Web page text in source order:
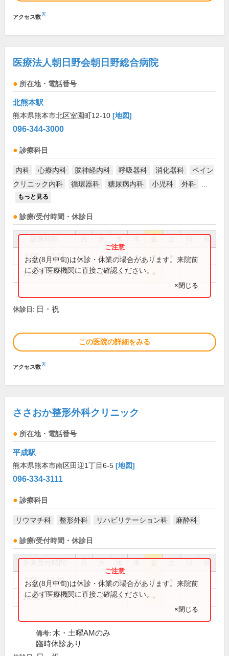
アクセス数※
医療法人朝日野会朝日野総合病院
所在地・電話番号
北熊本駅
熊本県熊本市北区室園町12-10 [地図]
096-344-3000
診療科目
内科 心療内科 脳神経内科 呼吸器科 消化器科
ペイン
クリニック内科
循環器科 糖尿病内科 小児科 外科
もっと見る
診療/受付時間・休診日
祝
9:00～12:30 ● ● ● ● ●
13:30～17:30 ● ● ● ●
お盆(8月中旬)は休診・休業の場合があります。来院前
に必ず医療機関に直接ご確認ください。
×閉じる
休診日: 日・祝
この医院の詳細をみる
アクセス数※
ささおか整形外科クリニック
所在地・電話番号
平成駅
熊本県熊本市南区田迎1丁目6-5 [地図]
096-334-3111
診療科目
リウマチ科 整形外科 リハビリテーション科 麻酔科
診療/受付時間・休診日
祝
9:00～12:30 ● ● ● ● ●
14:00～17:30 ● ● ●
お盆(8月中旬)は休診・休業の場合があります。来院前
に必ず医療機関に直接ご確認ください。
×閉じる
備考: 木・土曜AMのみ
臨時休診あり